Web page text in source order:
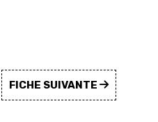
FICHE SUIVANTE